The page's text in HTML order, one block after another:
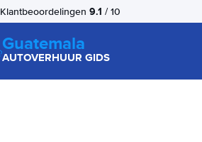
Klantbeoordelingen 9.1 / 10
Guatemala
AUTOVERHUUR GIDS